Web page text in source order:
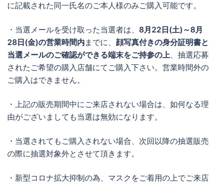
に記載された同一氏名のご本人様のみご購入可能です。
・当選メールを受け取った当選者は、 8月22日(土)～8月
28日(金)の営業時間内 までに、 顔写真付きの身分証明書と
当選メールのご確認ができる端末をご持参の上、抽選応募
されたご希望の購入店舗にてご購入下さい。営業時間外の
ご購入はできません。
・上記の販売期間中にご来店されない場合は、如何なる理
由がございましても当選は無効になります。
・当選されてもご購入されない場合、次回以降の抽選販売
の際に抽選対象外とさせて頂きます。
・新型コロナ拡大抑制の為、マスクをご着用の上でご来店